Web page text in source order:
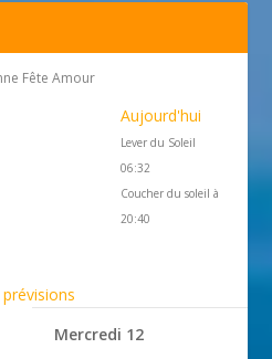
Fête Amour
Aujourd'hui
Lever du Soleil
06:32
Coucher du soleil à
20:40
prévisions
Mercredi 12